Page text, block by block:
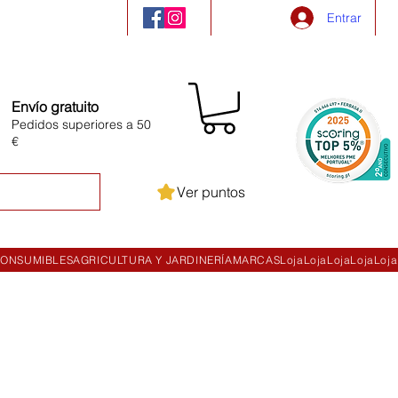
Entrar
Envío gratuito
Pedidos superiores a 50
€
Ver puntos
AGRICULTURA Y JARDINERÍAMARCASLojaLojaLojaLojaLoja